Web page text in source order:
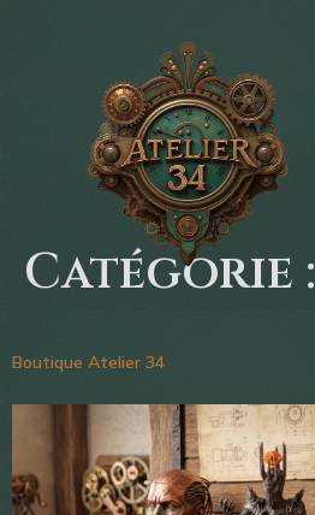
Catégorie :
Boutique Atelier 34